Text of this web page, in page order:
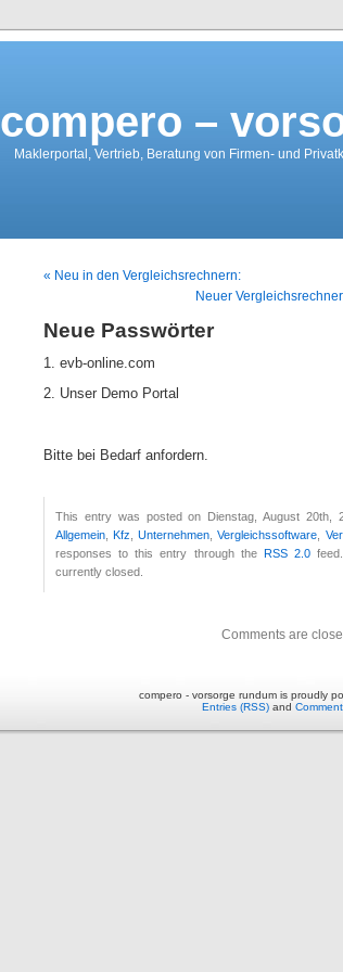
compero –
Maklerportal, Vertrieb, Beratung von Firmen- und
« Neu in den Vergleichsrechnern:
Neuer
Neue Passwörter
1. evb-online.com
2. Unser Demo Portal
Bitte bei Bedarf anfordern.
This entry was posted on Dienstag, August 20th,
Allgemein
Kfz ,Unternehmen ,Vergleichssoftware
responses to this entry through the
RSS 2.0
currently closed.
Comments are
compero - vorsorge rundum is proudly
Entries (RSS) and